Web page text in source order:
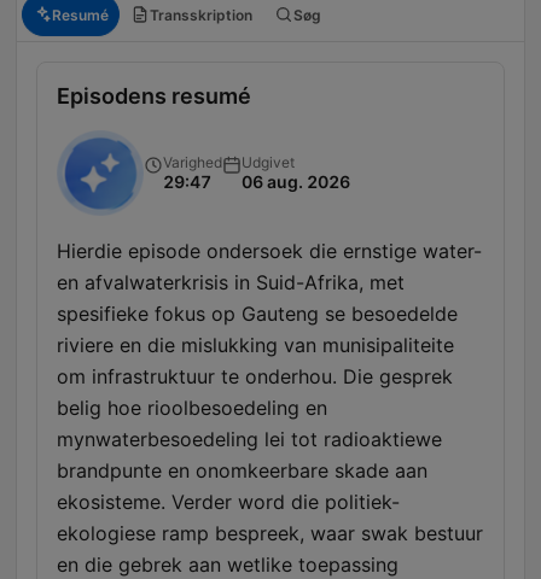
Resumé Transskription Søg
Episodens resumé
Varighed
29:47
Udgivet
06 aug. 2026
Hierdie episode ondersoek die ernstige water-
en afvalwaterkrisis in Suid-Afrika, met
spesifieke fokus op Gauteng se besoedelde
riviere en die mislukking van munisipaliteite
om infrastruktuur te onderhou. Die gesprek
belig hoe rioolbesoedeling en
mynwaterbesoedeling lei tot radioaktiewe
brandpunte en onomkeerbare skade aan
ekosisteme. Verder word die politiek-
ekologiese ramp bespreek, waar swak bestuur
en die gebrek aan wetlike toepassing